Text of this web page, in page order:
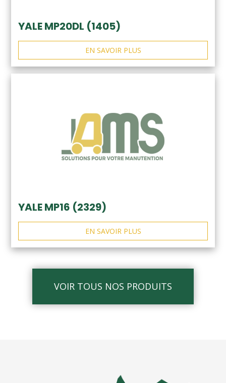
YALE MP20DL (1405)
EN SAVOIR PLUS
YALE MP16 (2329)
EN SAVOIR PLUS
VOIR TOUS NOS PRODUITS